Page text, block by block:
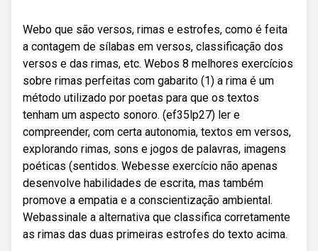
Webo que são versos, rimas e estrofes, como é feita
a contagem de sílabas em versos, classificação dos
versos e das rimas, etc. Webos 8 melhores exercícios
sobre rimas perfeitas com gabarito (1) a rima é um
método utilizado por poetas para que os textos
tenham um aspecto sonoro. (ef35lp27) ler e
compreender, com certa autonomia, textos em versos,
explorando rimas, sons e jogos de palavras, imagens
poéticas (sentidos. Webesse exercício não apenas
desenvolve habilidades de escrita, mas também
promove a empatia e a conscientização ambiental.
Webassinale a alternativa que classifica corretamente
as rimas das duas primeiras estrofes do texto acima.